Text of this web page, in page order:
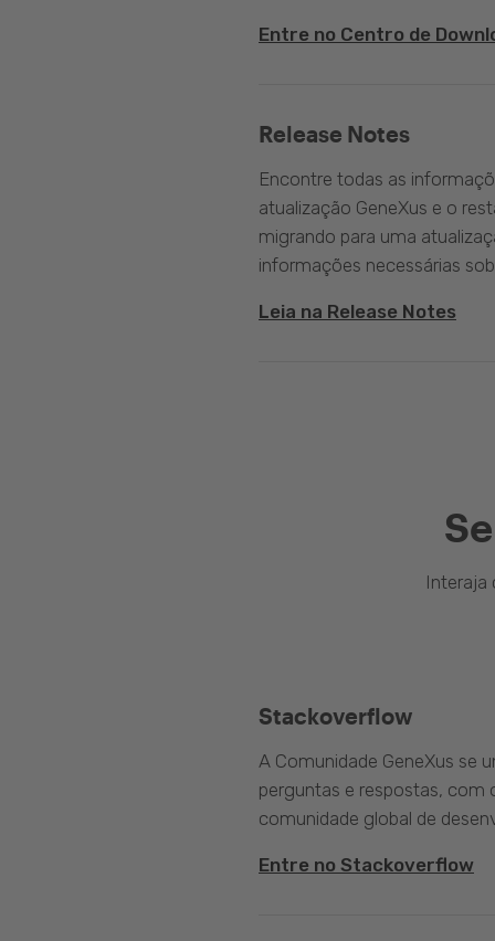
Entre no Centro de
Release Notes
Encontre todas as
atualização GeneXus e o
migrando para uma
informações necessárias
Leia na Release Notes
Interaja
Stackoverflow
A Comunidade GeneXus se
perguntas e respostas, com
comunidade global de
Entre no Stackoverflow